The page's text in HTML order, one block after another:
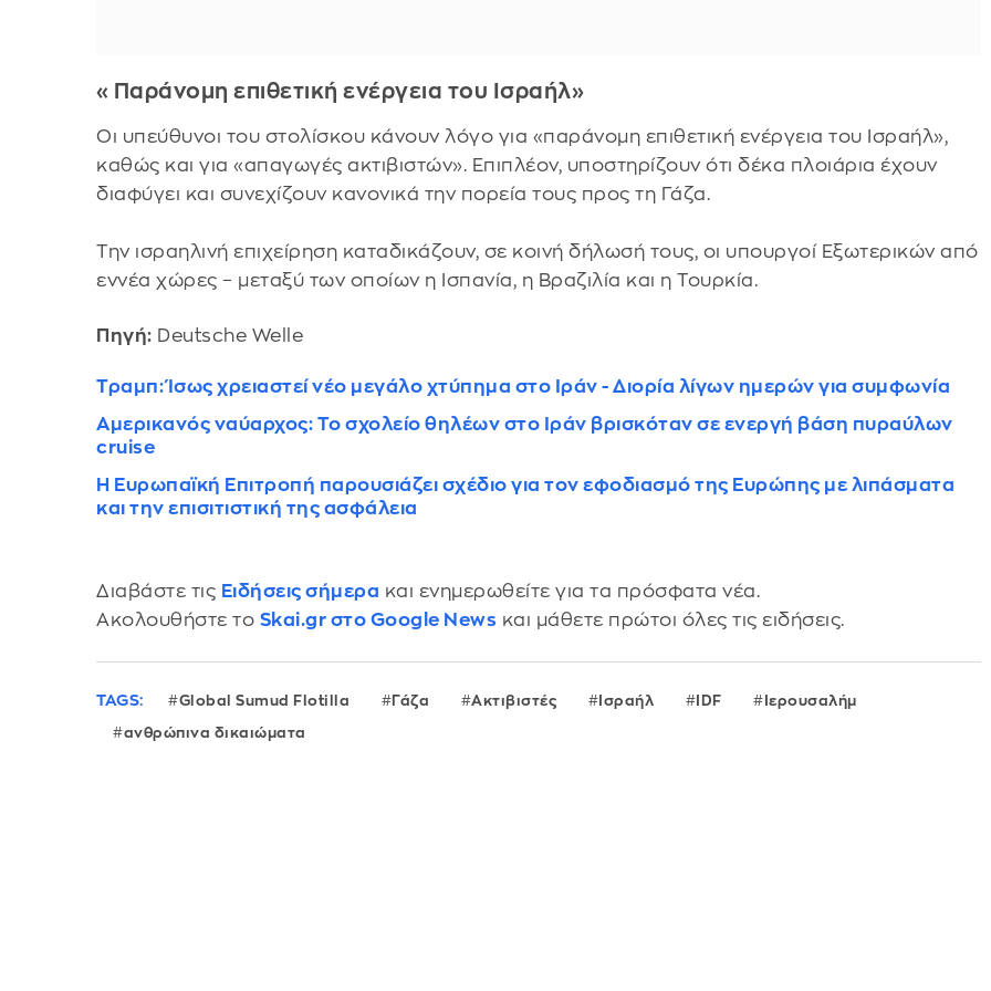
«Παράνομη επιθετική ενέργεια του Ισραήλ»
Οι υπεύθυνοι του στολίσκου κάνουν λόγο για «παράνομη επιθετική ενέργεια του Ισραήλ»,
καθώς και για «απαγωγές ακτιβιστών». Επιπλέον, υποστηρίζουν ότι δέκα πλοιάρια έχουν
διαφύγει και συνεχίζουν κανονικά την πορεία τους προς τη Γάζα.
Την ισραηλινή επιχείρηση καταδικάζουν, σε κοινή δήλωσή τους, οι υπουργοί Εξωτερικών από
εννέα χώρες – μεταξύ των οποίων η Ισπανία, η Βραζιλία και η Τουρκία.
Πηγή: Deutsche Welle
Τραμπ: Ίσως χρειαστεί νέο μεγάλο χτύπημα στο Ιράν - Διορία λίγων ημερών για συμφωνία
Αμερικανός ναύαρχος: Το σχολείο θηλέων στο Ιράν βρισκόταν σε ενεργή βάση πυραύλων
cruise
Η Ευρωπαϊκή Επιτροπή παρουσιάζει σχέδιο για τον εφοδιασμό της Ευρώπης με λιπάσματα
και την επισιτιστική της ασφάλεια
Διαβάστε τις Ειδήσεις σήμερα και ενημερωθείτε για τα πρόσφατα νέα.
Ακολουθήστε το Skai.gr στο Google News και μάθετε πρώτοι όλες τις ειδήσεις.
TAGS: Global Sumud Flotilla Γάζα Ακτιβιστές Ισραήλ IDF Ιερουσαλήμ
ανθρώπινα δικαιώματα